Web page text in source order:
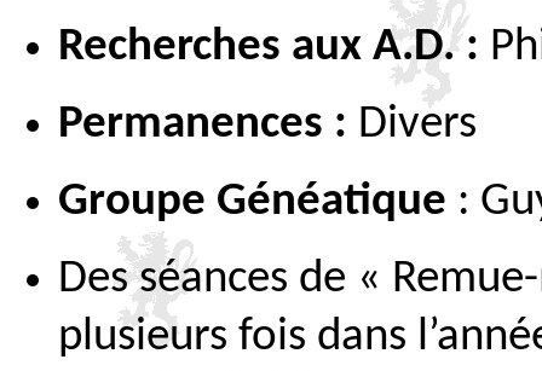
Recherches aux A.D. :
Permanences : Divers
Groupe Généatique :
Des séances de «
plusieurs fois dans